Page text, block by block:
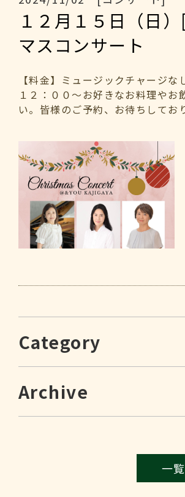
１２月１５日（日
マスコンサート
【料金】ミュージックチャージ
１２：００～お好きなお料理や
い。皆様のご予約、お待ちしてお
Category
Archive
一